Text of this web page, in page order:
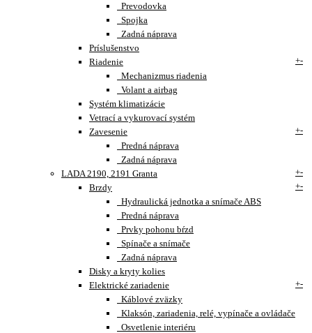
Prevodovka
Spojka
Zadná náprava
Príslušenstvo
Riadenie
+-
Mechanizmus riadenia
Volant a airbag
Systém klimatizácie
Vetrací a vykurovací systém
Zavesenie
+-
Predná náprava
Zadná náprava
LADA 2190, 2191 Granta
+-
Brzdy
+-
Hydraulická jednotka a snímače ABS
Predná náprava
Prvky pohonu bŕzd
Spínače a snímače
Zadná náprava
Disky a kryty kolies
Elektrické zariadenie
+-
Káblové zväzky
Klaksón, zariadenia, relé, vypínače a ovládače
Osvetlenie interiéru